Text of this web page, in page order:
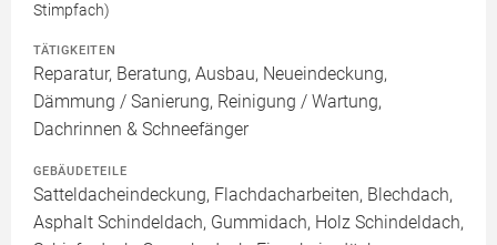
Stimpfach)
TÄTIGKEITEN
Reparatur, Beratung, Ausbau, Neueindeckung,
Dämmung / Sanierung, Reinigung / Wartung,
Dachrinnen & Schneefänger
GEBÄUDETEILE
Satteldacheindeckung, Flachdacharbeiten, Blechdach,
Asphalt Schindeldach, Gummidach, Holz Schindeldach,